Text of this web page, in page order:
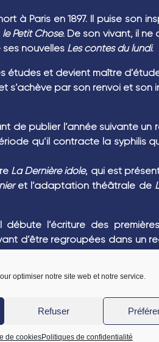
optimiser notre site web et notre service.
Refuser
de cookiesPolitiques de confidentialité
à Paris en 1897. Il puise son
le Petit Chose. De son vivant, il
nouvelles Les contes du lundi.
études et devient maître
par son renvoi et son
de publier l’année suivante un
qu’il contracte la syphilis
La Dernière idole, qui est
et l’adaptation théâtrale de
l’écriture des
d’être regroupées dans un
devenues célèbres, telle La
Jack (1876), Le Nabab (1877), et